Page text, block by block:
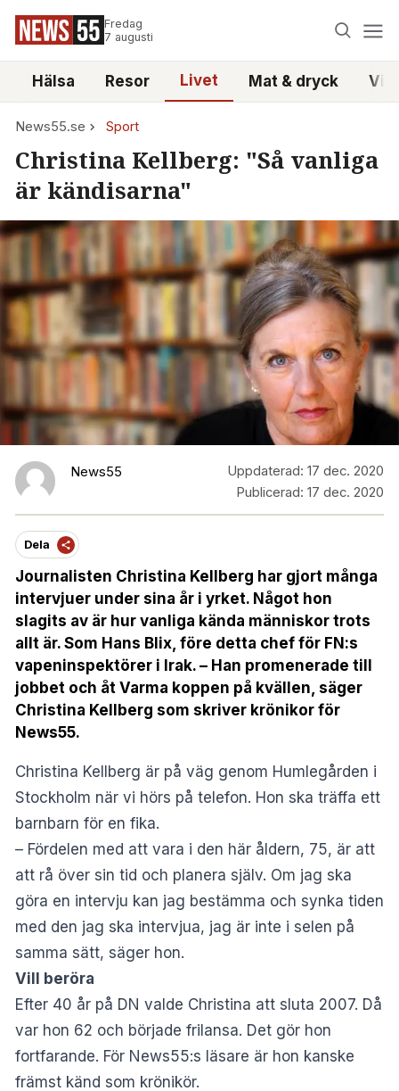
Fredag
7 augusti
Hälsa Resor Livet Mat & dryck
News55.se Sport
Christina Kellberg: "Så vanliga
är kändisarna"
News55 Uppdaterad: 17 dec. 2020
Publicerad: 17 dec. 2020
Dela
Journalisten Christina Kellberg har gjort många
intervjuer under sina år i yrket. Något hon
slagits av är hur vanliga kända människor trots
allt är. Som Hans Blix, före detta chef för FN:s
vapeninspektörer i Irak. – Han promenerade till
jobbet och åt Varma koppen på kvällen, säger
Christina Kellberg som skriver krönikor för
News55.
Christina Kellberg är på väg genom Humlegården i
Stockholm när vi hörs på telefon. Hon ska träffa ett
barnbarn för en fika.
– Fördelen med att vara i den här åldern, 75, är att
att rå över sin tid och planera själv. Om jag ska
göra en intervju kan jag bestämma och synka tiden
med den jag ska intervjua, jag är inte i selen på
samma sätt, säger hon.
Vill beröra
Efter 40 år på DN valde Christina att sluta 2007. Då
var hon 62 och började frilansa. Det gör hon
fortfarande. För News55:s läsare är hon kanske
främst känd som krönikör.